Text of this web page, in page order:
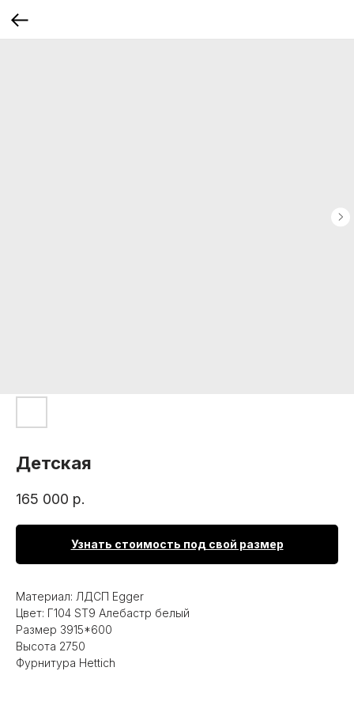
Детская
165 000 р.
Узнать стоимость под свой размер
Материал: ЛДСП Egger
Цвет: Г104 ST9 Алебастр белый
Размер 3915*600
Высота 2750
Фурнитура Hettich